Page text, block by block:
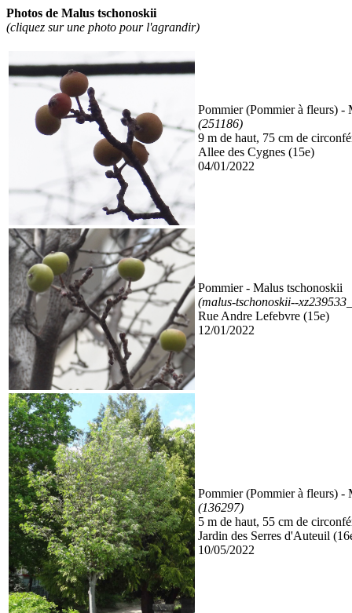
Photos de Malus tschonoskii
(cliquez sur une photo pour l'agrandir)
Pommier (Pommier à fleurs) -
(251186)
9 m de haut, 75 cm de
Allee des Cygnes (15e)
04/01/2022
Pommier- Malus tschonoskii
(malus-tschonoskii--
Rue Andre Lefebvre (15e)
12/01/2022
Pommier (Pommier à fleurs) -
(136297)
5 m de haut, 55 cm de
Jardin des Serres d'Auteuil
10/05/2022